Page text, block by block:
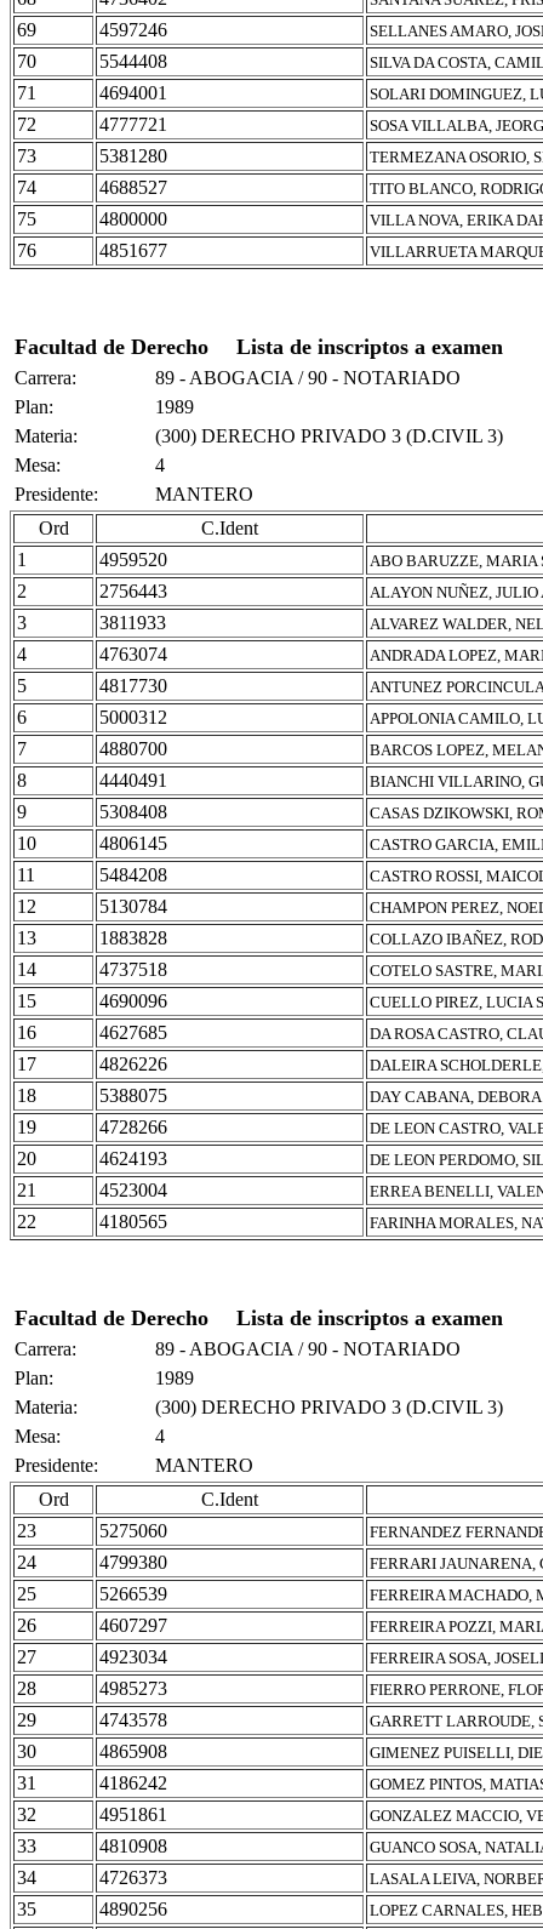
69 4597246 SELLANES AMARO,
70 5544408 SILVA DA COSTA,
71 4694001 SOLARI DOMINGUEZ,
72 4777721 SOSA VILLALBA,
73 5381280 TERMEZANA OSORIO,
74 4688527 TITO BLANCO,
75 4800000 VILLA NOVA, ERIKA
76 4851677 VILLARRUETA
Facultad de Derecho Lista de inscriptos a examen
Carrera:
89 - ABOGACIA / 90 - NOTARIADO
Plan:
1989
Materia:
(300) DERECHO PRIVADO 3 (D.CIVIL 3)
Mesa:
4
Presidente:
MANTERO
Ord
C.Ident
1
4959520 ABO BARUZZE, MARIA
2 2756443 ALAYON NUÑEZ, JULIO
3 3811933 ALVAREZ WALDER,
4 4763074 ANDRADA LOPEZ,
5 4817730 ANTUNEZ
6 5000312 APPOLONIA CAMILO,
7 4880700 BARCOS LOPEZ,
8 4440491 BIANCHI VILLARINO,
9 5308408 CASAS DZIKOWSKI,
10 4806145 CASTRO GARCIA,
11 5484208 CASTRO ROSSI,
12 5130784 CHAMPON PEREZ,
13 1883828 COLLAZO IBAÑEZ,
14 4737518 COTELO SASTRE,
15 4690096 CUELLO PIREZ, LUCIA
16 4627685 DA ROSA CASTRO,
17 4826226 DALEIRA
18 5388075 DAY CABANA,
19 4728266 DE LEON CASTRO,
20 4624193 DE LEON PERDOMO,
21 4523004 ERREA BENELLI,
22 4180565 FARINHA MORALES,
Facultad de Derecho Lista de inscriptos a examen
Carrera:
89 - ABOGACIA / 90 - NOTARIADO
Plan:
1989
Materia:
(300) DERECHO PRIVADO 3 (D.CIVIL 3)
Mesa:
4
Presidente:
MANTERO
Ord
C.Ident
23
5275060 FERNANDEZ
24 4799380 FERRARI
25 5266539 FERREIRA MACHADO,
26 4607297 FERREIRA POZZI,
27 4923034 FERREIRA SOSA,
28 4985273 FIERRO PERRONE,
29 4743578 GARRETT LARROUDE,
30 4865908 GIMENEZ PUISELLI,
31 4186242 GOMEZ PINTOS,
32 4951861 GONZALEZ MACCIO,
33 4810908 GUANCO SOSA,
34 4726373 LASALA LEIVA,
35 4890256 LOPEZ CARNALES,